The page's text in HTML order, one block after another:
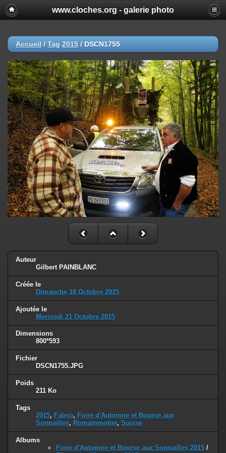
www.cloches.org - galerie photo
Accueil / Tag 2015 / DSCN1755
Auteur
Gilbert PAINBLANC
Créée le
Dimanche 18 Octobre 2015
Ajoutée le
Mercredi 21 Octobre 2015
Dimensions
800*593
Fichier
DSCN1755.JPG
Poids
211 Ko
Tags
2015, Fabso, Foire d'Automne et Bourse aux
Sonnailles, Romainmotier, Suisse
Albums
Foire d'Automne et Bourse aux Sonnailles 2015 /